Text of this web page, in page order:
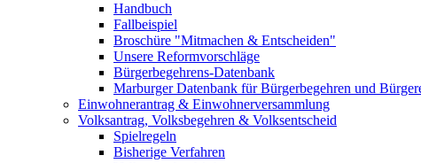
Handbuch
Fallbeispiel
Broschüre "Mitmachen & Entscheiden"
Unsere Reformvorschläge
Bürgerbegehrens-Datenbank
Marburger Datenbank für Bürgerbegehren und
Einwohnerantrag & Einwohnerversammlung
Volksantrag, Volksbegehren & Volksentscheid
Spielregeln
Bisherige Verfahren